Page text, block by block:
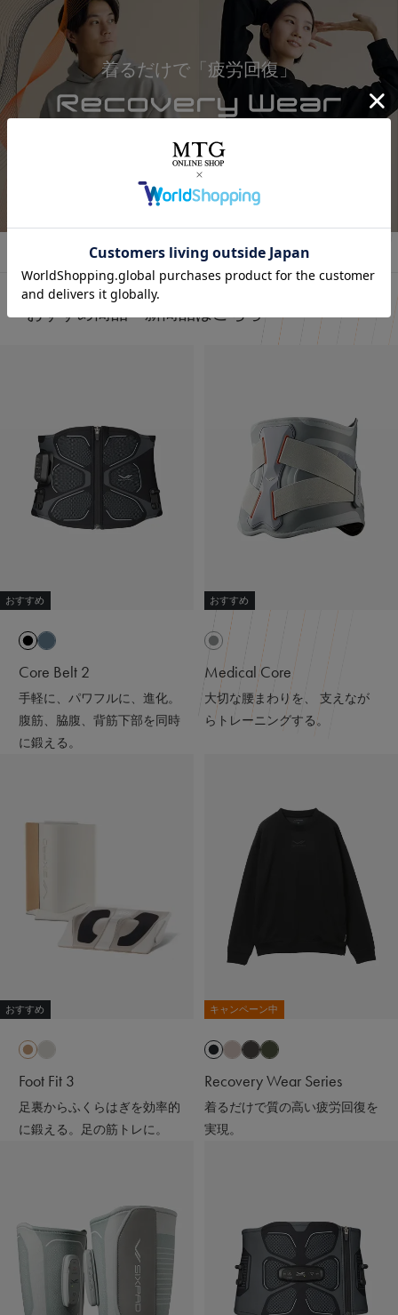
着るだけで「疲労回復」
詳しくはこちら
気になってた “リカバリーウェア”🛏
着るだけで「疲労回復」
子育てで毎日くたくたな身体を労わりたいけど時間がない
時に、
これは着るだけで、疲労回復できるらしいからすごい嬉し
肌触りもいいから着ていて楽なのもいいいよね🫶❤️
#PR #SIXPAD
#シックスパッド
#リカバリーウェア
#着るだけで疲労回復
着るだけで「疲労回復」ができるウェア！✨
お家でのまったり時間にも着れるし普通にお出かけコーデ
🩶筋肉のハリ・コリの緩和
🩶筋肉の疲れを軽減
日々の疲れを和らげてくれるんだって！
天然鉱石を糸に練りこんで作られた特殊繊維だから
毎日肩こりが友達だからこれ着るにふさわしすぎる😇✨
着心地もめっちゃよきだよ❤️‍🔥
#PR
#SIXPAD
#シックスパッド
#アラフォーファッション#ワントーンコーデ
#ブラックコーデ#ニット帽#ママコーデ
おすすめ商品・新商品はこちら
おすすめ
Core Belt 2
手軽に、パワフルに、進化。
腹筋、脇腹、背筋下部を同時
に鍛える。
おすすめ
Medical Core
大切な腰まわりを、 支えなが
らトレーニングする。
おすすめ
Foot Fit 3
足裏からふくらはぎを効率的
に鍛える。足の筋トレに。
キャンペーン中
Recovery Wear Series
着るだけで質の高い疲労回復を
実現。